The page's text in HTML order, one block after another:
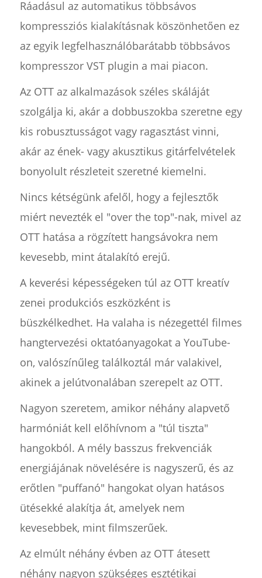
Ráadásul az automatikus többsávos
kompressziós kialakításnak köszönhetően ez
az egyik legfelhasználóbarátabb többsávos
kompresszor VST plugin a mai piacon.
Az OTT az alkalmazások széles skáláját
szolgálja ki, akár a dobbuszokba szeretne egy
kis robusztusságot vagy ragasztást vinni,
akár az ének- vagy akusztikus gitárfelvételek
bonyolult részleteit szeretné kiemelni.
Nincs kétségünk afelől, hogy a fejlesztők
miért nevezték el "over the top"-nak, mivel az
OTT hatása a rögzített hangsávokra nem
kevesebb, mint átalakító erejű.
A keverési képességeken túl az OTT kreatív
zenei produkciós eszközként is
büszkélkedhet. Ha valaha is nézegettél filmes
hangtervezési oktatóanyagokat a YouTube-
on, valószínűleg találkoztál már valakivel,
akinek a jelútvonalában szerepelt az OTT.
Nagyon szeretem, amikor néhány alapvető
harmóniát kell előhívnom a "túl tiszta"
hangokból. A mély basszus frekvenciák
energiájának növelésére is nagyszerű, és az
erőtlen "puffanó" hangokat olyan hatásos
ütésekké alakítja át, amelyek nem
kevesebbek, mint filmszerűek.
Az elmúlt néhány évben az OTT átesett
néhány nagyon szükséges esztétikai